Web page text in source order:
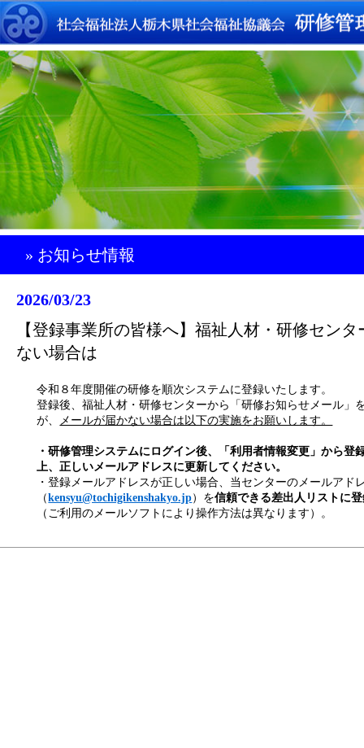
» お知らせ情報
2026/03/23
【登録事業所の皆様へ】福祉人材・研修セン
ない場合は
令和８年度開催の研修を順次システムに登録いたします。
登録後、福祉人材・研修センターから「研修お知らせメール」
が、
メールが届かない場合は以下の実施をお願いします。
・研修管理システムにログイン後、「利用者情報変更」から登
上、正しいメールアドレスに更新してください。
・登録メールアドレスが正しい場合、当センターのメールアド
（kensyu@tochigikenshakyo.jp）を信頼できる差出人リストに
（ご利用のメールソフトにより操作方法は異なります）。